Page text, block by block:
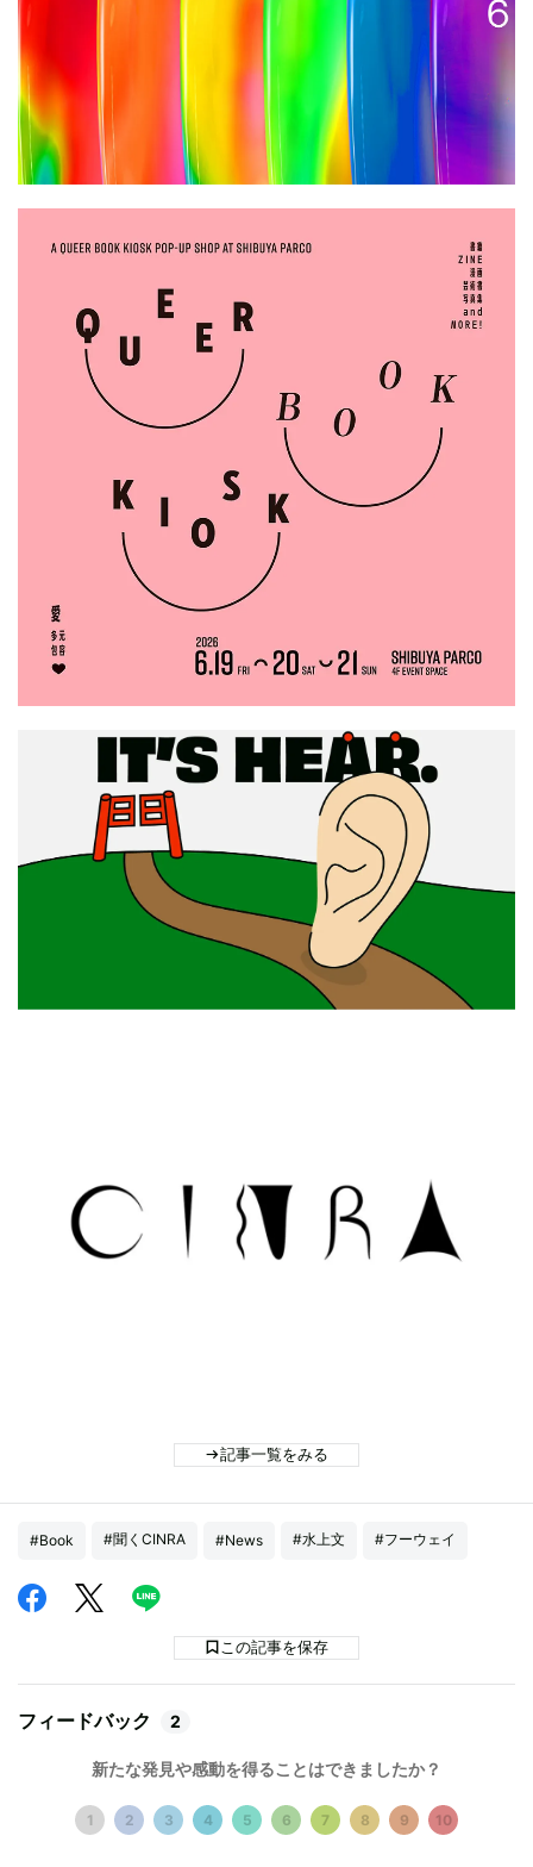
記事一覧をみる
#Book #聞くCINRA #News #水上文 #フーウェイ
この記事を保存
フィードバック 2
新たな発見や感動を得ることはできましたか？
1 2 3 4 5 6 7 8 9 10